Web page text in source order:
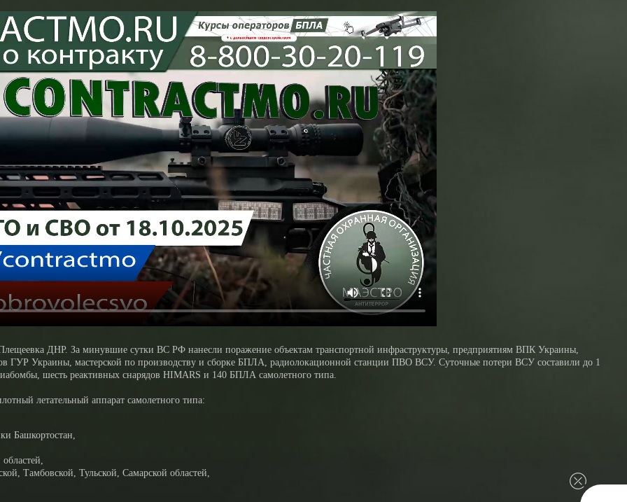
ДНР. За минувшие сутки ВС РФ нанесли поражение объектам транспортной инфраструктуры, предприятиям ВПК Украины,
ГУР Украины, мастерской по производству и сборке БПЛА, радиолокационной станции ПВО ВСУ. Суточные потери ВСУ составили до 1
шесть реактивных снарядов HIMARS и 140 БПЛА самолетного типа.
летательный аппарат самолетного типа:
Башкортостан,
Тамбовской, Тульской, Самарской областей,